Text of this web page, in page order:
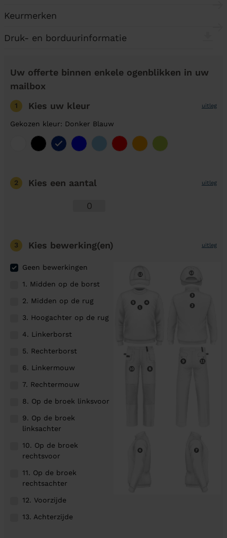
Keurmerken
Druk- en borduurinformatie
Uw offerte binnen enkele ogenblikken in uw
mailbox
1 Kies uw kleur uitleg
Gekozen kleur: Donker Blauw
2 Kies een aantal uitleg
3 Kies bewerking(en) uitleg
Geen bewerkingen
1. Midden op de borst
2. Midden op de rug
3. Hoogachter op de rug
4. Linkerborst
5. Rechterborst
6. Linkermouw
7. Rechtermouw
8. Op de broek linksvoor
9. Op de broek
linksachter
10. Op de broek
rechtsvoor
11. Op de broek
rechtsachter
12. Voorzijde
13. Achterzijde